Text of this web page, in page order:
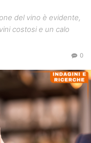
del vino è evidente,
costosi e un calo
0